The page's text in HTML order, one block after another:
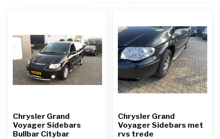
Chrysler Grand
Voyager Sidebars
Bullbar Citybar
Chrysler Grand
Voyager Sidebars met
rvs trede